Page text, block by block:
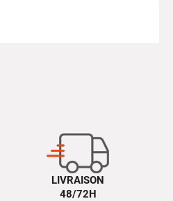
LIVRAISON
48/72H